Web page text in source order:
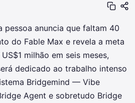
pessoa anuncia que faltam 40
do Fable Max e revela a meta
milhão em seis meses,
dedicado ao trabalho intenso
Bridgemind — Vibe
Agent e sobretudo Bridge